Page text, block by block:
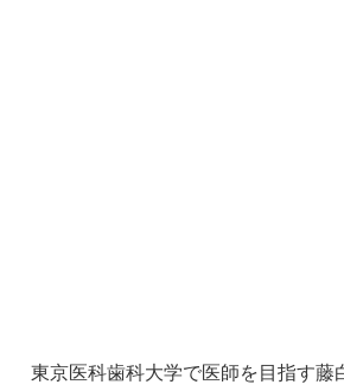
東京医科歯科大学で医師を目指す藤